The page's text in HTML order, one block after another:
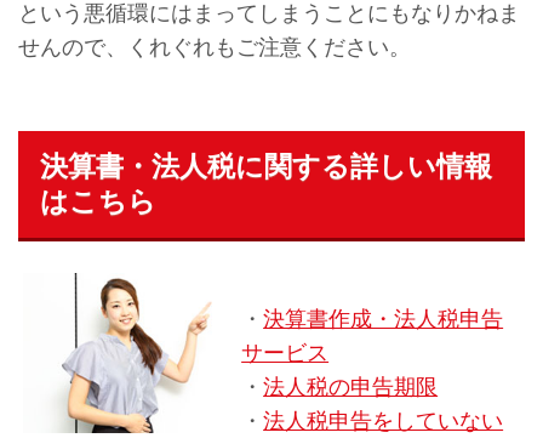
という悪循環にはまってしまうことにもなりかねま
せんので、くれぐれもご注意ください。
決算書・法人税に関する詳しい情報
はこちら
・決算書作成・法人税申告
サービス
・法人税の申告期限
・法人税申告をしていない